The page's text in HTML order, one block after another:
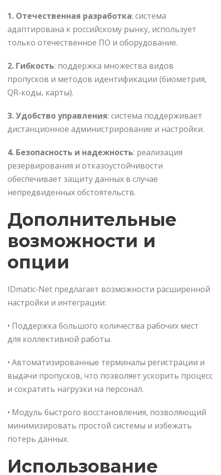
1. Отечественная разработка: система
адаптирована к российскому рынку, использует
только отечественное ПО и оборудование.
2. Гибкость: поддержка множества видов
пропусков и методов идентификации (биометрия,
QR-коды, карты).
3.Удобство управления: система поддерживает
дистанционное администрирование и настройки.
4. Безопасность и надежность: реализация
резервирования и отказоустойчивости
обеспечивает защиту данных в случае
непредвиденных обстоятельств.
Дополнительные
возможности и
опции
IDmatic-Net предлагает возможности расширенной
настройки и интеграции:
• Поддержка большого количества рабочих мест
для коллективной работы.
• Автоматизированные терминалы регистрации и
выдачи пропусков, что позволяет ускорить процесс
и сократить нагрузки на персонал.
• Модуль быстрого восстановления, позволяющий
минимизировать простой системы и избежать
потерь данных.
Использование